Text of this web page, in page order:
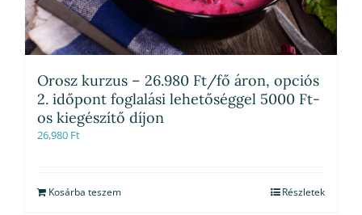
Orosz kurzus – 26.980 Ft/fő áron, opciós
2. időpont foglalási lehetőséggel 5000 Ft-
os kiegészítő díjon
26,980 Ft
Kosárba teszem Részletek